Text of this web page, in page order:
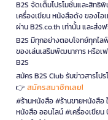
B2S จัดเต็มโปรโมชั่นและสิทธิ
เครื่องเขียน หนังสือดัง ของไ
ผ่าน B2S.co.th เท่านั้น และส่
B2S มีทุกอย่างตอบโจทย์ทุกไล
ของเล่นเสริมพัฒนาการ หรือเ
B2S
สมัคร B2S Club รับข่าวสารโป
👉 สมัครสมาชิกเลย!
#ร้านหนังสือ #ร้านขายหนังสือ
หนังสือ ออนไลน์ #เครื่องเขียน